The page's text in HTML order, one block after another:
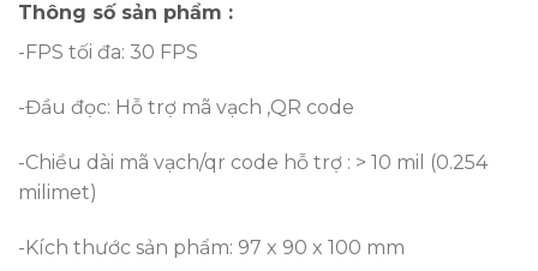
Thông số sản phẩm :
-FPS tối đa: 30 FPS
-Đầu đọc: Hỗ trợ mã vạch ,QR code
-Chiều dài mã vạch/qr code hỗ trợ : > 10 mil (0.254
milimet)
-Kích thước sản phẩm: 97 x 90 x 100 mm